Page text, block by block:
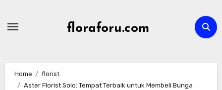
floraforu.com
Home
florist
Aster Florist Solo: Tempat Terbaik untuk Membeli Bunga